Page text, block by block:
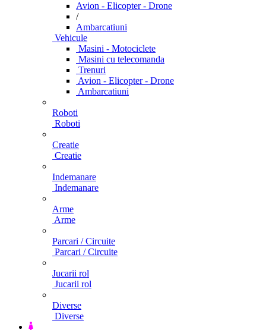
Avion - Elicopter - Drone
/
Ambarcatiuni
Vehicule
Masini - Motociclete
Masini cu telecomanda
Trenuri
Avion - Elicopter - Drone
Ambarcatiuni
Roboti
Roboti
Creatie
Creatie
Indemanare
Indemanare
Arme
Arme
Parcari / Circuite
Parcari / Circuite
Jucarii rol
Jucarii rol
Diverse
Diverse